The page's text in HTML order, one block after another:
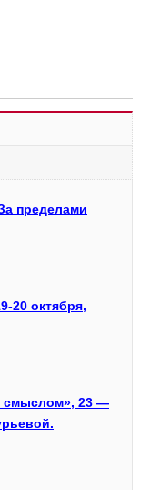
пределами
20 октября,
смыслом», 23 —